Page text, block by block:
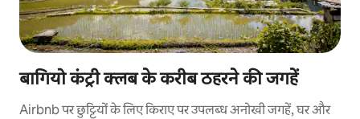
बागियो कंट्री क्लब के करीब ठहरने की जगहें
Airbnb पर छुट्टियों के लिए किराए पर उपलब्ध अनोखी जगहें, घर और